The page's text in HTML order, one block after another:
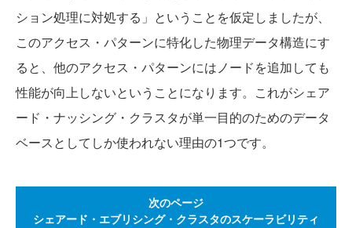
ション処理に対処する」ということを仮定しましたが、
このアクセス・パターンに特化した物理データ構造にす
ると、他のアクセス・パターンにはノードを追加しても
性能が向上しないということになります。これがシェア
ード・ナッシング・クラスタが単一目的のためのデータ
ベースとしてしか使われない理由の1つです。
次のページ
シェアード・エブリシング・クラスタのスケーラビリティ